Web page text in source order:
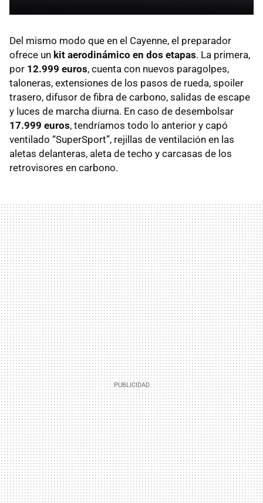
Del mismo modo que en el Cayenne, el preparador
ofrece un kit aerodinámico en dos etapas. La primera,
por 12.999 euros, cuenta con nuevos paragolpes,
taloneras, extensiones de los pasos de rueda, spoiler
trasero, difusor de fibra de carbono, salidas de escape
y luces de marcha diurna. En caso de desembolsar
17.999 euros, tendríamos todo lo anterior y capó
ventilado “SuperSport”, rejillas de ventilación en las
aletas delanteras, aleta de techo y carcasas de los
retrovisores en carbono.